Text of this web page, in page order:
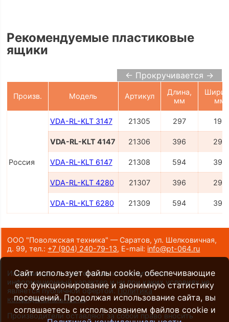
Рекомендуемые пластиковые
ящики
← Прокручивается →
Произв. Модель Артикул
Длина,
мм
мм
Россия
VDA-RL-KLT 3147 21305 297 198
VDA-RL-KLT 4147 21306 396 297
VDA-RL-KLT 6147 21308 594 396
VDA-RL-KLT 4280 21307 396 297
VDA-RL-KLT 6280 21309 594 396
ООО "Поволжская техника" — Саратов, ул. Шелковичная,
д. 99,тел.: +7 (904) 240-79-13, E-mail: info@pt-064.ru
Информация на сайте носит исключительно
информационный характер и ни при каких условиях не
является публичной офертой. Политика
конфиденциальности.
Производители оставляют за собой право вносить
Сайт использует файлы cookie, обеспечивающие
его функционирование и анонимную статистику
посещений. Продолжая использование сайта, вы
соглашаетесь с использованием файлов cookie и